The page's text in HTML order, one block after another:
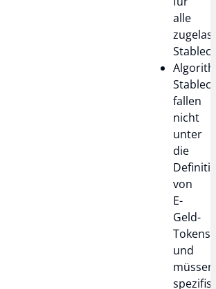
alle
fallen
nicht
unter
die
von
E-
Geld-
Tokens
und
müssen